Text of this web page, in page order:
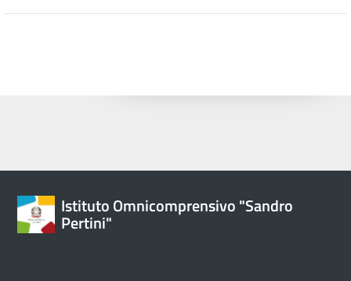
Istituto Omnicomprensivo "Sandro
Pertini"